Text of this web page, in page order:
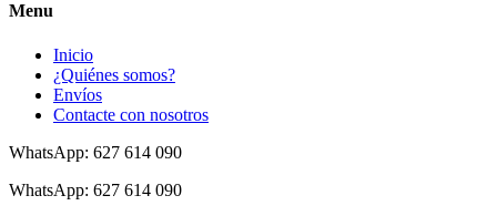
Menu
Inicio
¿Quiénes somos?
Envíos
Contacte con nosotros
WhatsApp: 627 614 090
WhatsApp: 627 614 090